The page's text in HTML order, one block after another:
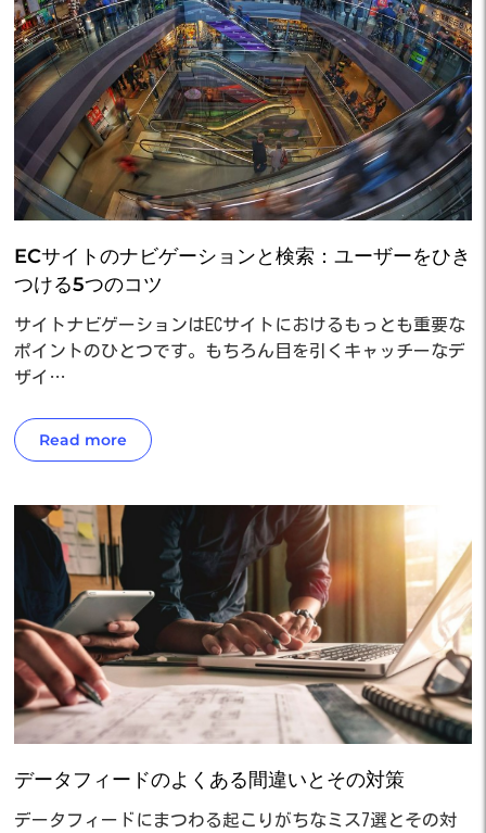
ECサイトのナビゲーションと検索：ユーザーをひき
つける5つのコツ
サイトナビゲーションはECサイトにおけるもっとも重要な
ポイントのひとつです。もちろん目を引くキャッチーなデ
ザイ…
Read more
データフィードのよくある間違いとその対策
データフィードにまつわる起こりがちなミス7選とその対